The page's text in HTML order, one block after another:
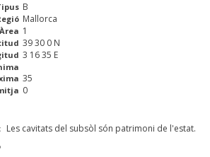
B
Mallorca
Àrea 1
39 30 0 N
3 16 35 E
35
0
Les cavitats del subsòl són patrimoni de l'estat.